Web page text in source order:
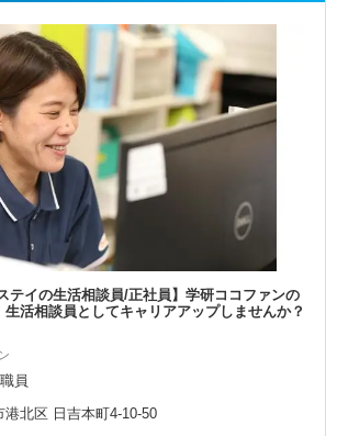
テイの生活相談員/正社員】学研ココファンの
活相談員としてキャリアアップしませんか？
員
北区 日吉本町4‐10‐50